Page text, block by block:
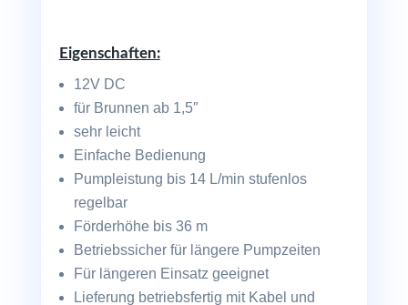
Eigenschaften:
12V DC
für Brunnen ab 1,5″
sehr leicht
Einfache Bedienung
Pumpleistung bis 14 L/min stufenlos
regelbar
Förderhöhe bis 36 m
Betriebssicher für längere Pumpzeiten
Für längeren Einsatz geeignet
Lieferung betriebsfertig mit Kabel und